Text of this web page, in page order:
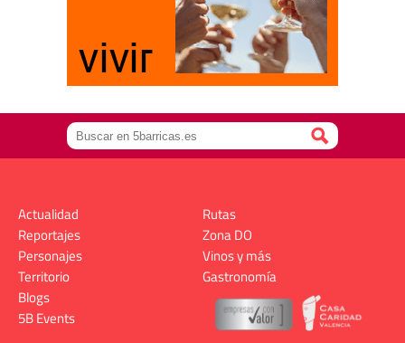
Actualidad
Reportajes
Personajes
Territorio
Rutas
Zona DO
Vinos y más
Gastronomía
Blogs
5B Events